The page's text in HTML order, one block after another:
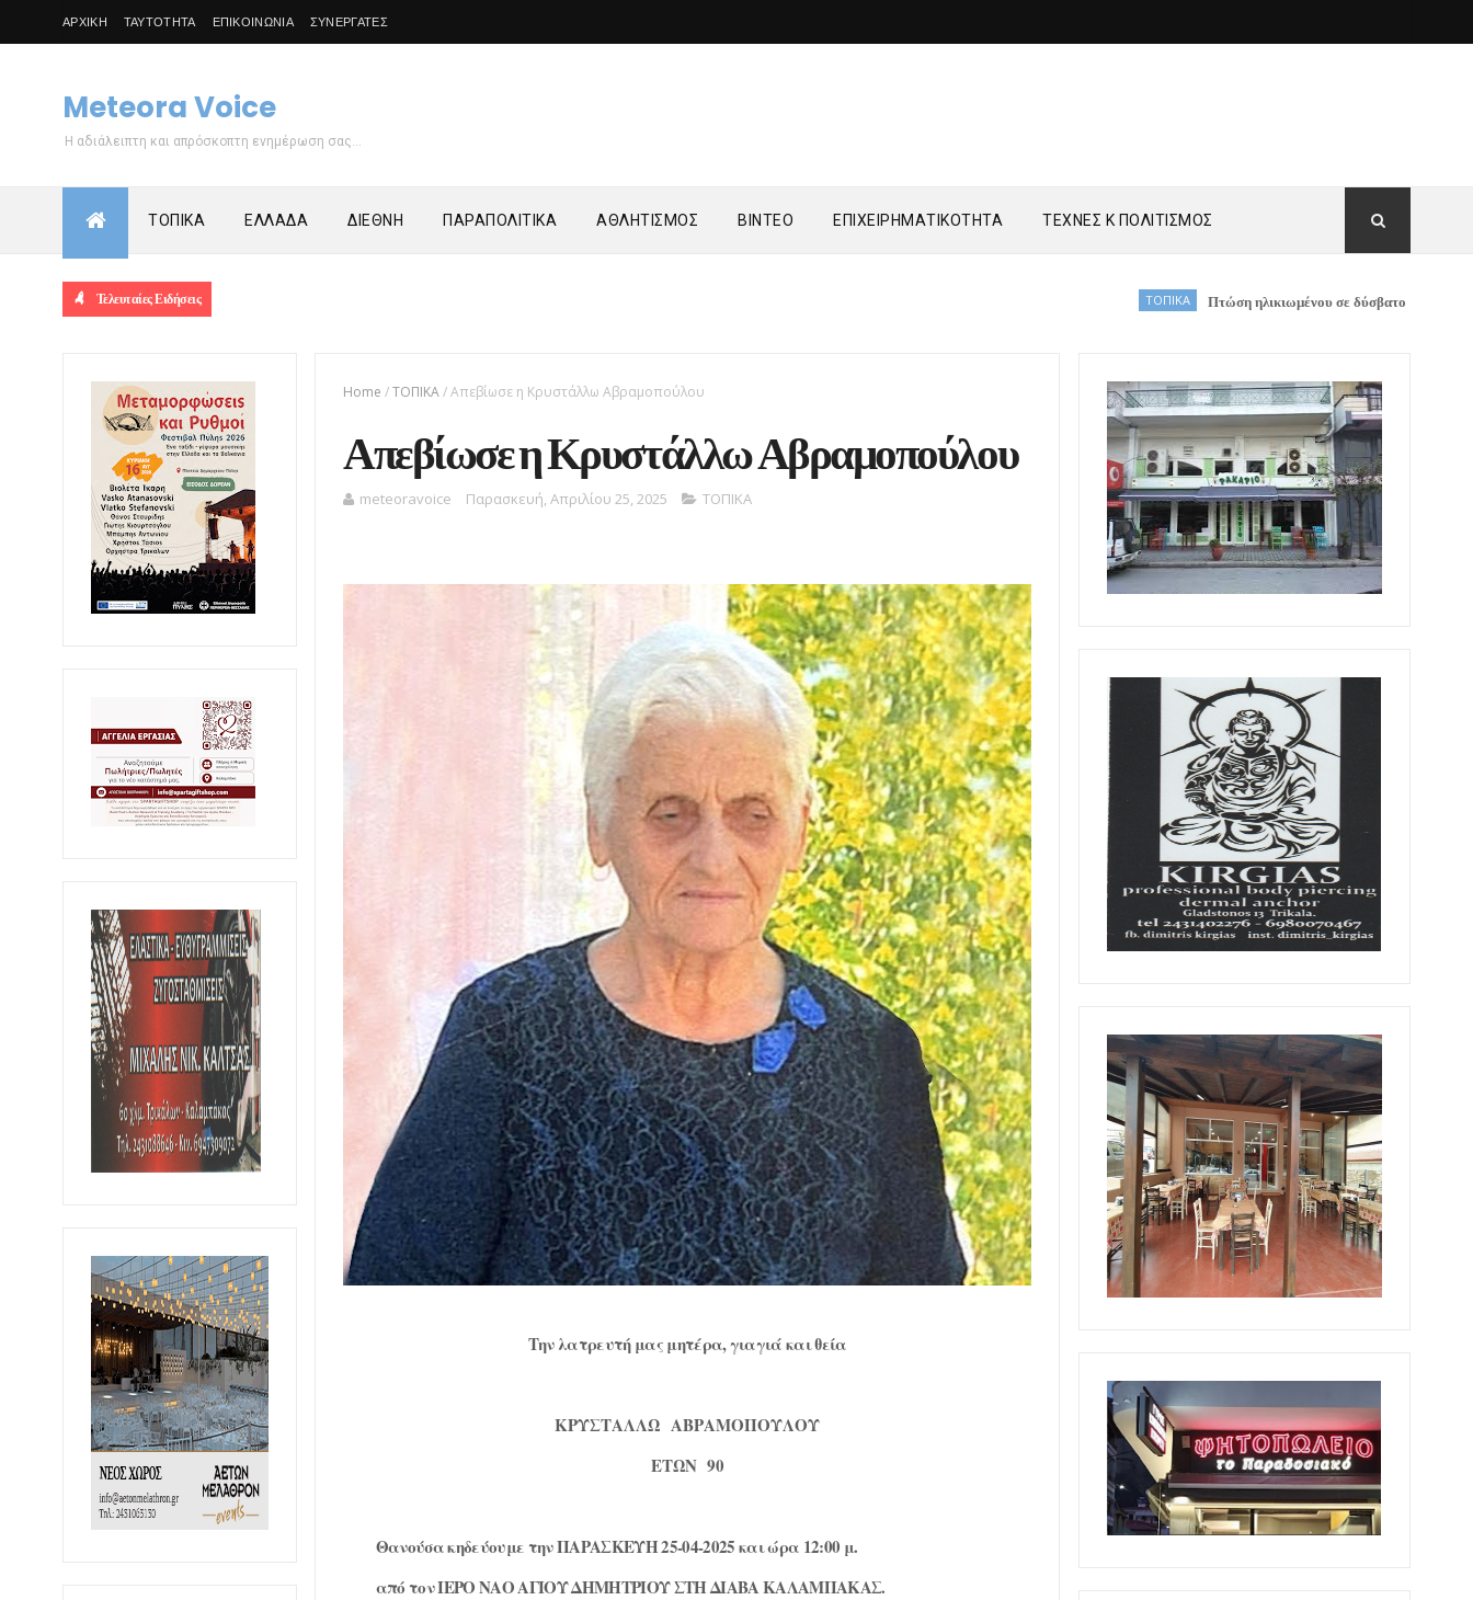
ΑΡΧΙΚΗ ΤΑΥΤΟΤΗΤΑ ΕΠΙΚΟΙΝΩΝΙΑ ΣΥΝΕΡΓΑΤΕΣ
Meteora Voice
Η αδιάλειπτη και απρόσκοπτη ενημέρωση σας...
ΤΟΠΙΚΑ ΕΛΛΑΔΑ ΔΙΕΘΝΗ ΠΑΡΑΠΟΛΙΤΙΚΑ ΑΘΛΗΤΙΣΜΟΣ ΒΙΝΤΕΟ ΕΠΙΧΕΙΡΗΜΑΤΙΚΟΤΗΤΑ ΤΕΧΝΕΣ Κ ΠΟΛΙΤΙΣΜΟΣ
Τελευταίες Ειδήσεις Πτώση ηλικιωμένου σε δύσβατο σημείο στη Νέα Ζωή
Home /ΤΟΠΙΚΑ/Απεβίωσε η Κρυστάλλω Αβραμοπούλου
Απεβίωσε η Κρυστάλλω Αβραμοπούλου
meteoravoice Παρασκευή, Απριλίου 25, 2025 ΤΟΠΙΚΑ
Την λατρευτή μας μητέρα, γιαγιά και θεία
ΚΡΥΣΤΑΛΛΩ ΑΒΡΑΜΟΠΟΥΛΟΥ
ΕΤΩΝ 90
Θανούσα κηδεύουμε την ΠΑΡΑΣΚΕΥΗ 25-04-2025 και ώρα 12:00 μ.
από τον ΙΕΡΟ ΝΑΟ ΑΓΙΟΥ ΔΗΜΗΤΡΙΟΥ ΣΤΗ ΔΙΑΒΑ ΚΑΛΑΜΠΑΚΑΣ.